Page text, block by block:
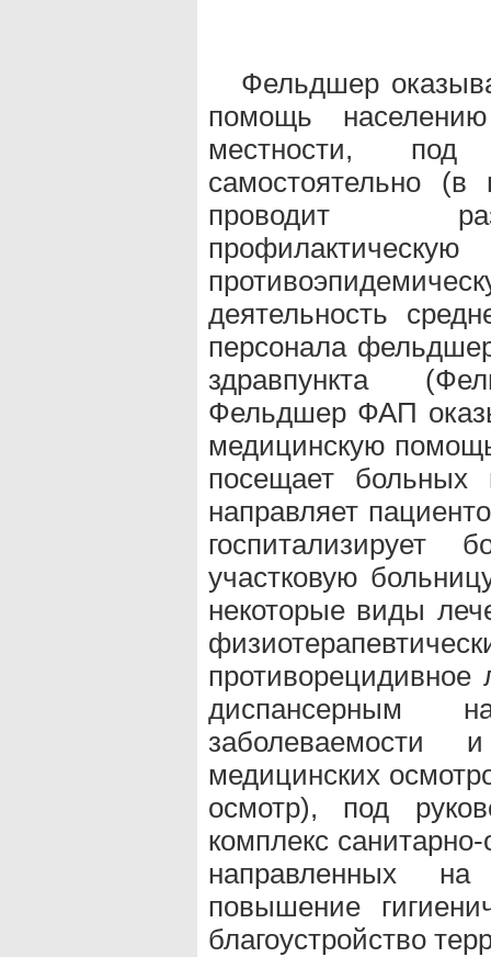
Фельдшер
помощь
местности,
самостоятельно (в
проводит
деятельность
персонала
здравпункта
Фельдшер ФАП
медицинскую
посещает
направляет
участковую
некоторые виды
диспансерным
заболеваемости
медицинских
осмотр), под
комплекс
направленных на
повышение
благоустройство